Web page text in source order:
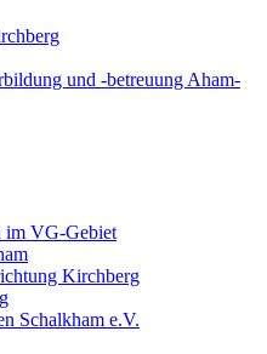
und -betreuung Aham-
im VG-Gebiet
Kirchberg
Schalkham e.V.